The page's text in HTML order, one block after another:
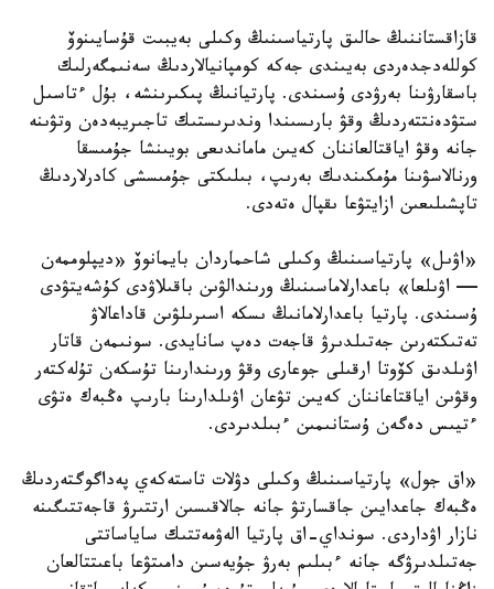
قازاقستاننىڭ حالىق پارتياسىنىڭ وكىلى بەيبىت قۇسايىنوۆ
كوللەدجدەردى بەيىندى جەكە كومپانيالاردىڭ سەنىمگەرلىك
باسقارۋىنا بەرۋدى ۇسىندى. پارتيانىڭ پىكىرىنشە، بۇل ءتاسىل
ستۋدەنتتەردىڭ وقۋ بارىسىندا وندىرىستىك تاجىريبەدەن وتۋىنە
جانە وقۋ اياقتالعاننان كەيىن ماماندىعى بويىنشا جۇمىسقا
ورنالاسۋىنا مۇمكىندىك بەرىپ، بىلىكتى جۇمىسشى كادرلاردىڭ
تاپشىلىعىن ازايتۋعا ىقپال ەتەدى.
«اۋىل» پارتياسىنىڭ وكىلى شاحماردان بايمانوۆ «ديپلوممەن
— اۋىلعا» باعدارلاماسىنىڭ ورىندالۋىن باقىلاۋدى كۇشەيتۋدى
ۇسىندى. پارتيا باعدارلامانىڭ ىسكە اسىرىلۋىن قاداعالاۋ
تەتىكتەرىن جەتىلدىرۋ قاجەت دەپ سانايدى. سونىمەن قاتار
اۋىلدىق كۆوتا ارقىلى جوعارى وقۋ ورىندارىنا تۇسكەن تۇلەكتەر
وقۋىن اياقتاعاننان كەيىن تۋعان اۋىلدارىنا بارىپ ەڭبەك ەتۋى
ءتيىس دەگەن ۇستانىمىن ءبىلدىردى.
«اق جول» پارتياسىنىڭ وكىلى دۋلات تاستەكەي پەداگوگتەردىڭ
ەڭبەك جاعدايىن جاقسارتۋ جانە جالاقىسىن ارتتىرۋ قاجەتتىگىنە
نازار اۋداردى. سونداي-اق پارتيا الەۋمەتتىك ساياساتتى
جەتىلدىرۋگە جانە ءبىلىم بەرۋ جۇيەسىن دامىتۋعا باعىتتالعان